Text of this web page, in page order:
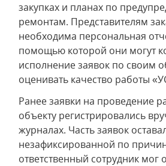
закупках и планах по
ремонтам. Представителям
необходима персональная
помощью которой они могут
исполнение заявок по своим
оценивать качество работы
Ранее заявки на проведение
объекту регистрировались
журналах. Часть заявок
незафиксированной по
ответственный сотрудник мог